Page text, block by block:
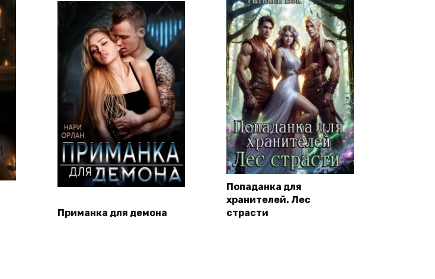
Приманка для демона
Попаданка для
хранителей. Лес
страсти